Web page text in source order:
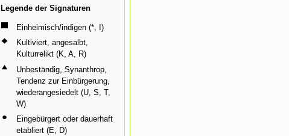
Legende der Signaturen
Einheimisch/indigen (*, I)
Kultiviert, angesalbt,
Kulturrelikt (K, A, R)
Unbeständig, Synanthrop,
Tendenz zur Einbürgerung,
wiederangesiedelt (U, S, T,
W)
Eingebürgert oder dauerhaft
etabliert (E, D)